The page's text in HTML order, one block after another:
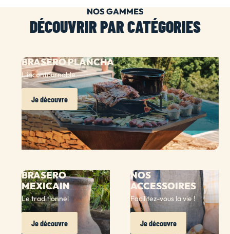
NOS GAMMES
DÉCOUVRIR PAR CATÉGORIES
BRASERO PLANCHA
L'incontournable
Je découvre
BRASERO
MEXICAIN
Le traditionnel
Je découvre
NOS
ACCESSOIRES
Facilitez-vous la vie !
Je découvre